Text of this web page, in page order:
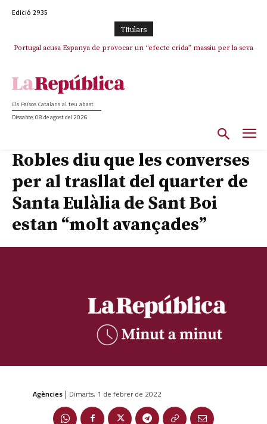
Edició 2935
TItulars
Portugal acusa Espanya de provocar un “efecte crida” massiu per la seva
Els Països Catalans al teu abast
Dissabte, 08 de agost del 2026
Robles diu que les converses
per al trasllat del quarter de
Santa Eulàlia de Sant Boi
estan “molt avançades”
Agències | Dimarts, 1 de febrer de 2022